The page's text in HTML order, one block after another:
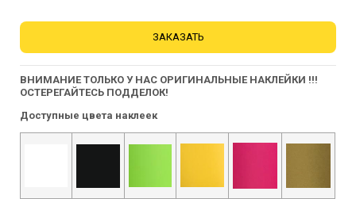
ЗАКАЗАТЬ
ВНИМАНИЕ ТОЛЬКО У НАС ОРИГИНАЛЬНЫЕ НАКЛЕЙКИ !!!
ОСТЕРЕГАЙТЕСЬ ПОДДЕЛОК!
Доступные цвета наклеек